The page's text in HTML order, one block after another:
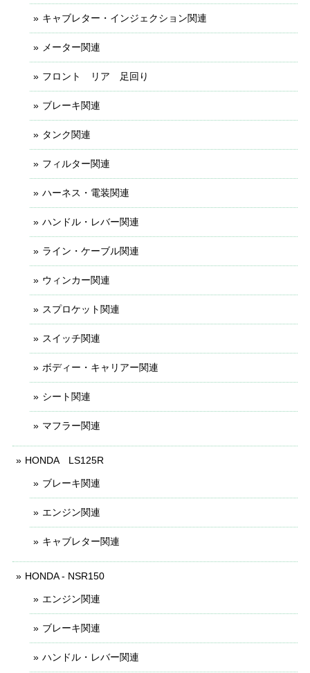
キャブレター・インジェクション関連
メーター関連
フロント リア 足回り
ブレーキ関連
タンク関連
フィルター関連
ハーネス・電装関連
ハンドル・レバー関連
ライン・ケーブル関連
ウィンカー関連
スプロケット関連
スイッチ関連
ボディー・キャリアー関連
シート関連
マフラー関連
HONDA LS125R
ブレーキ関連
エンジン関連
キャブレター関連
HONDA - NSR150
エンジン関連
ブレーキ関連
ハンドル・レバー関連